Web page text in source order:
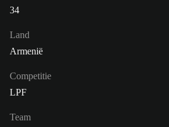
34
Land
Armenië
Competitie
LPF
Team